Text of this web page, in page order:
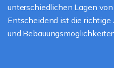
unterschiedlichen Lagen
Entscheidend ist die richtige
und